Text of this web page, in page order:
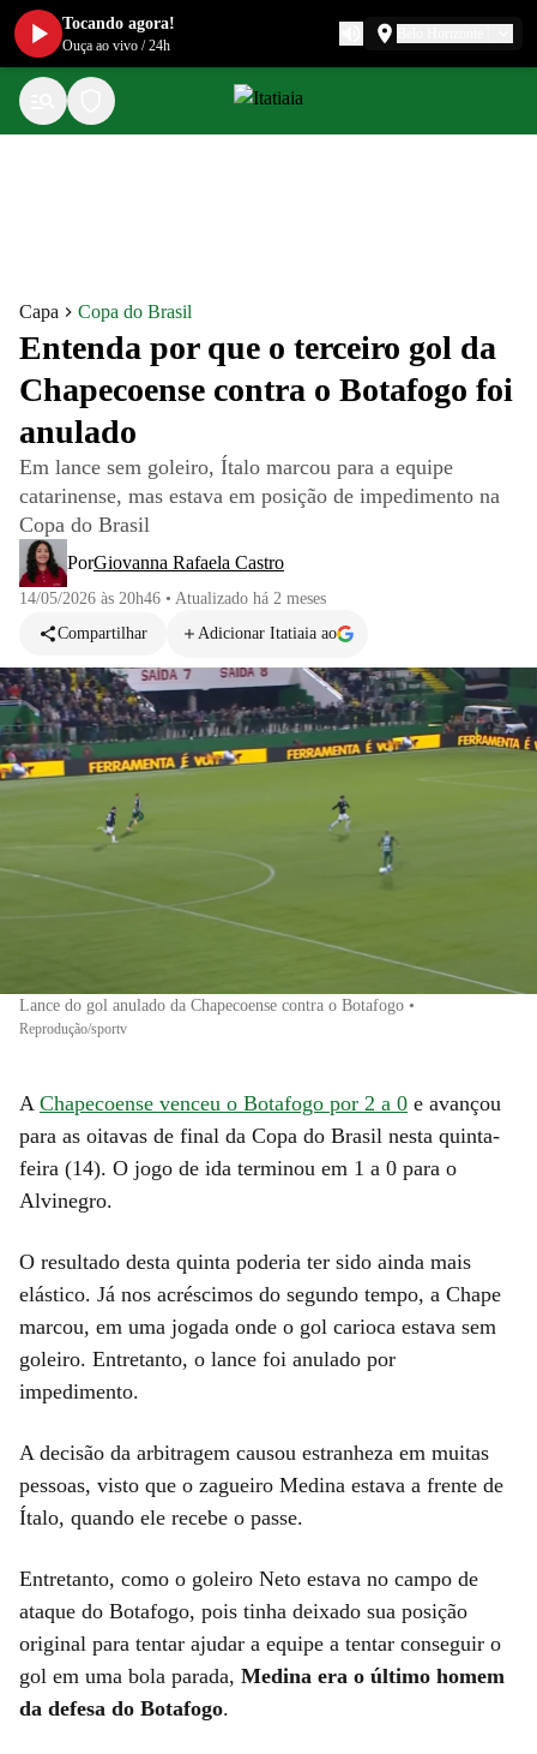
Capa Copa do Brasil
Entenda por que o terceiro gol da
Chapecoense contra o Botafogo foi
anulado
Em lance sem goleiro, Ítalo marcou para a equipe
catarinense, mas estava em posição de impedimento na
Copa do Brasil
PorGiovanna Rafaela Castro
14/05/2026 às 20h46 • Atualizado há 2 meses
Compartilhar
Adicionar Itatiaia ao
Lance do gol anulado da Chapecoense contra o Botafogo •
Reprodução/sportv
A Chapecoense venceu o Botafogo por 2 a 0 e avançou
para as oitavas de final da Copa do Brasil nesta quinta-
feira (14). O jogo de ida terminou em 1 a 0 para o
Alvinegro.
O resultado desta quinta poderia ter sido ainda mais
elástico. Já nos acréscimos do segundo tempo, a Chape
marcou, em uma jogada onde o gol carioca estava sem
goleiro. Entretanto, o lance foi anulado por
impedimento.
A decisão da arbitragem causou estranheza em muitas
pessoas, visto que o zagueiro Medina estava a frente de
Ítalo, quando ele recebe o passe.
Entretanto, como o goleiro Neto estava no campo de
ataque do Botafogo, pois tinha deixado sua posição
original para tentar ajudar a equipe a tentar conseguir o
gol em uma bola parada, Medina era o último homem
da defesa do Botafogo.
Tocando agora!
Ouça ao vivo /24h